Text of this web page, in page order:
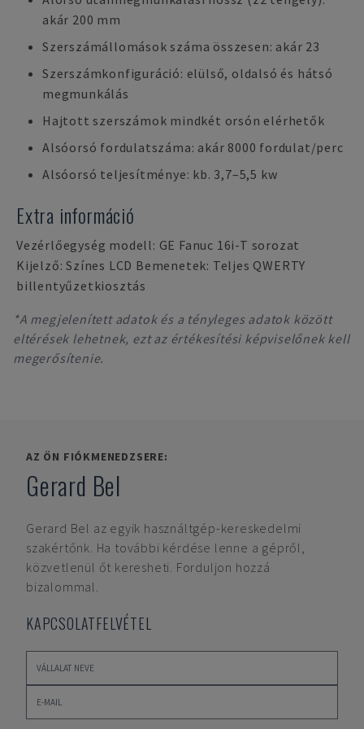
akár 200 mm
Szerszámállomások száma összesen: akár 23
Szerszámkonfiguráció: elülső, oldalsó és hátsó
megmunkálás
Hajtott szerszámok mindkét orsón elérhetők
Alsóorsó fordulatszáma: akár 8000 fordulat/perc
Alsóorsó teljesítménye: kb. 3,7–5,5 kw
Extra információ
Vezérlőegység modell: GE Fanuc 16i-T sorozat
Kijelző: Színes LCD Bemenetek: Teljes QWERTY
billentyűzetkiosztás
*A megjelenített adatok és a tényleges adatok között
eltérések lehetnek, ezt az értékesítési képviselőnek kell
megerősítenie.
AZ ÖN FIÓKMENEDZSERE:
Gerard Bel
Gerard Bel az egyik használtgép-kereskedelmi
szakértőnk. Ha további kérdése lenne a gépről,
közvetlenül őt keresheti. Forduljon hozzá
bizalommal.
KAPCSOLATFELVÉTEL